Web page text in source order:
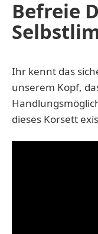
Befreie
Ihr kennt das
unserem Kopf,
dieses Korsett